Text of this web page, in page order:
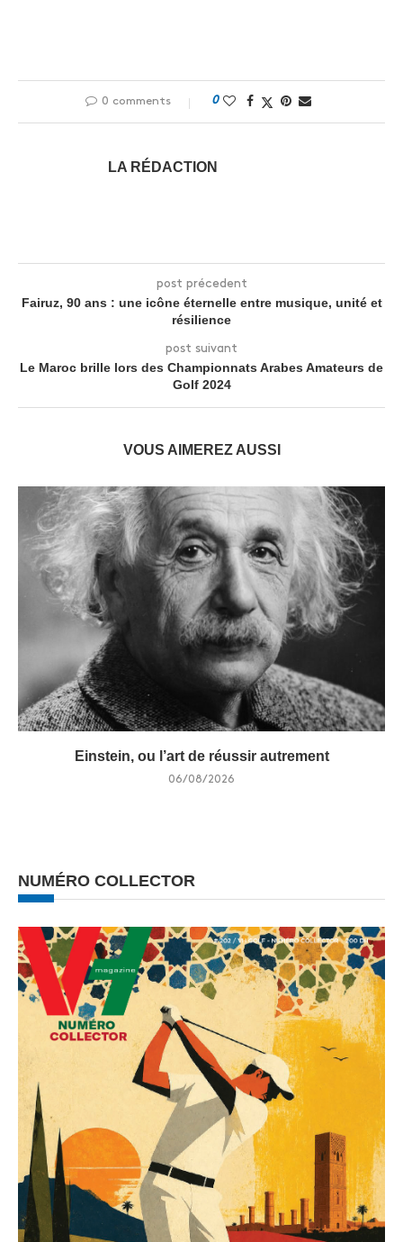
0 comments 0
LA RÉDACTION
post précedent
Fairuz, 90 ans : une icône éternelle entre musique, unité et
résilience
post suivant
Le Maroc brille lors des Championnats Arabes Amateurs de
Golf 2024
VOUS AIMEREZ AUSSI
Einstein, ou l’art de réussir autrement
06/08/2026
NUMÉRO COLLECTOR